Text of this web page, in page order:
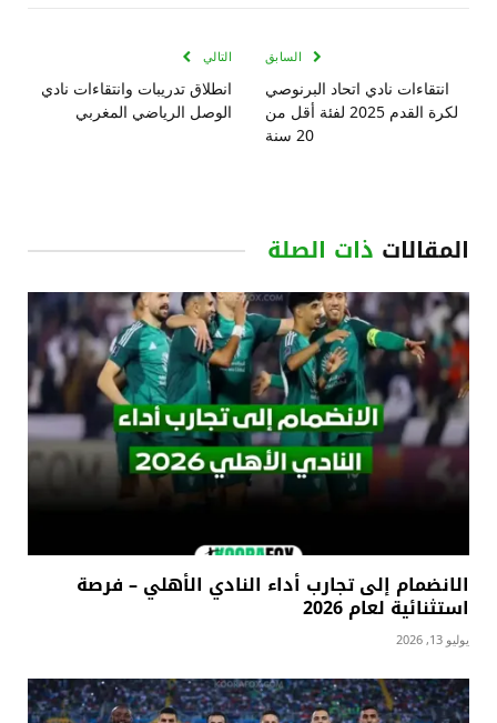
السابق
انتقاءات نادي اتحاد البرنوصي
لكرة القدم 2025 لفئة أقل من
20 سنة
التالي
انطلاق تدريبات وانتقاءات نادي
الوصل الرياضي المغربي
المقالات ذات الصلة
الانضمام إلى تجارب أداء النادي الأهلي – فرصة
استثنائية لعام 2026
يوليو 13, 2026